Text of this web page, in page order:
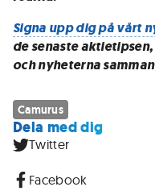
Signa upp dig på vårt
de senaste
och nyheterna
Camurus
Dela med dig
Twitter
Facebook